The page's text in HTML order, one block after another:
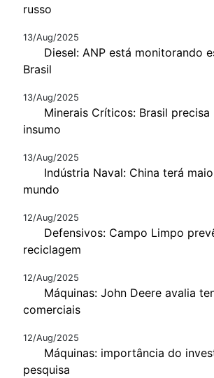
russo
13/Aug/2025
Diesel: ANP está monitorando
Brasil
13/Aug/2025
Minerais Críticos: Brasil precisa
insumo
13/Aug/2025
Indústria Naval: China terá
mundo
12/Aug/2025
Defensivos: Campo Limpo
reciclagem
12/Aug/2025
Máquinas: John Deere avalia
comerciais
12/Aug/2025
Máquinas: importância do
pesquisa